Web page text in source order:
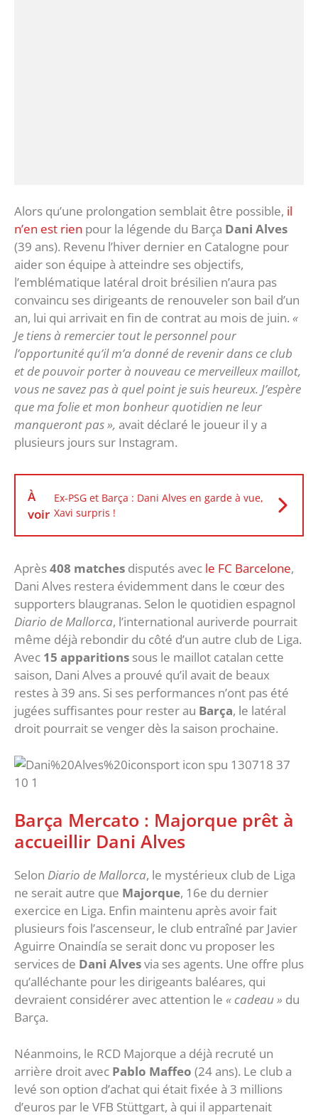
Alors qu’une prolongation semblait être possible, il
n’en est rien pour la légende du Barça Dani Alves
(39 ans). Revenu l’hiver dernier en Catalogne pour
aider son équipe à atteindre ses objectifs,
l’emblématique latéral droit brésilien n’aura pas
convaincu ses dirigeants de renouveler son bail d’un
an, lui qui arrivait en fin de contrat au mois de juin. «
Je tiens à remercier tout le personnel pour
l’opportunité qu’il m’a donné de revenir dans ce club
et de pouvoir porter à nouveau ce merveilleux maillot,
vous ne savez pas à quel point je suis heureux. J’espère
que ma folie et mon bonheur quotidien ne leur
manqueront pas », avait déclaré le joueur il y a
plusieurs jours sur Instagram.
À
voir
Ex-PSG et Barça : Dani Alves en garde à vue,
Xavi surpris !
Après408 matches disputés avec le FC Barcelone,
Dani Alves restera évidemment dans le cœur des
supporters blaugranas. Selon le quotidien espagnol
Diario de Mallorca, l’international auriverde pourrait
même déjà rebondir du côté d’un autre club de Liga.
Avec 15 apparitions sous le maillot catalan cette
saison, Dani Alves a prouvé qu’il avait de beaux
restes à 39 ans. Si ses performances n’ont pas été
jugées suffisantes pour rester au Barça, le latéral
droit pourrait se venger dès la saison prochaine.
Barça Mercato : Majorque prêt à
accueillir Dani Alves
Selon Diario de Mallorca, le mystérieux club de Liga
ne serait autre que Majorque, 16e du dernier
exercice en Liga. Enfin maintenu après avoir fait
plusieurs fois l’ascenseur, le club entraîné par Javier
Aguirre Onaindía se serait donc vu proposer les
services de Dani Alvesvia ses agents. Une offre plus
qu’alléchante pour les dirigeants baléares, qui
devraient considérer avec attention le « cadeau » du
Barça.
Néanmoins, le RCD Majorque a déjà recruté un
arrière droit avec Pablo Maffeo (24 ans). Le club a
levé son option d’achat qui était fixée à 3 millions
d’euros par le VFB Stüttgart, à qui il appartenait